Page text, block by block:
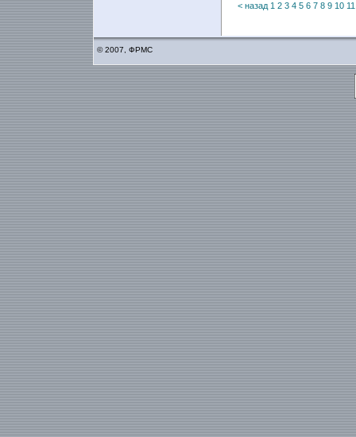
< назад 1 2 3 4 5 6 7 8 9 10 11
© 2007, ФРМС